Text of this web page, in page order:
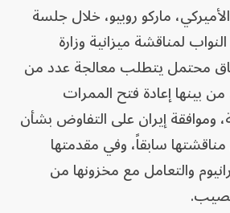
ماركو روبيو، خلال جلسة
لمناقشة ميزانية وزارة
محتمل يتطلب معالجة عدد من
بينها إعادة فتح الممرات
وموافقة إيران على التفاوض بشأن
سابقاً، وفي مقدمتها
والتعامل مع مخزونها من